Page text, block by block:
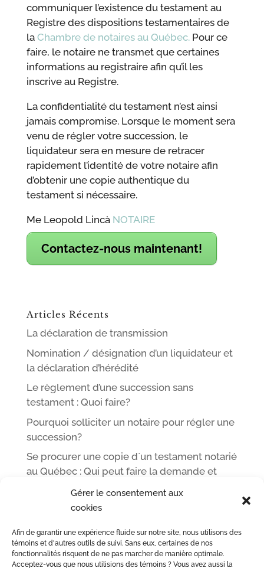
Gérer le consentement aux
cookies
Afin de garantir une expérience fluide sur notre site, nous utilisons des
témoins et d'autres outils de suivi. Sans eux, certaines de nos
fonctionnalités risquent de ne pas marcher de manière optimale.
Acceptez-vous que nous utilisions des témoins ? Vous avez aussi la
communiquer l’existence du testament au
Registre des dispositions testamentaires de
la Chambre de notaires au Québec.Pour ce
faire, le notaire ne transmet que certaines
informations au registraire afin qu’il les
inscrive au Registre.
La confidentialité du testament n’est ainsi
jamais compromise. Lorsque le moment sera
venu de régler votre succession, le
liquidateur sera en mesure de retracer
rapidement l’identité de votre notaire afin
d’obtenir une copie authentique du
testament si nécessaire.
Me Leopold Lincà NOTAIRE
Contactez-nous maintenant!
Articles Récents
La déclaration de transmission
Nomination / désignation d’un liquidateur et
la déclaration d’hérédité
Le règlement d’une succession sans
testament : Quoi faire?
Pourquoi solliciter un notaire pour régler une
succession?
Se procurer une copie d`un testament notarié
au Québec : Qui peut faire la demande et
ACCUEIL
L’ÉQUIPE DE ME LEOPOLD LINCÀ NOTAIRE
ACTE NOTARIÉ / CERTIFICATION
OUTILS BLOG